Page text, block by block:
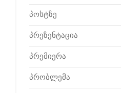
პოსტზე
პრეზენტაცია
პრემიერა
პრობლემა